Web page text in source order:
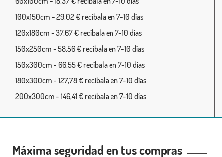
100x150cm - 29,02 € recíbala en 7-10 días
120x180cm - 37,67 € recíbala en 7-10 días
150x250cm - 58,56 € recíbala en 7-10 días
150x300cm - 66,55 € recíbala en 7-10 días
180x300cm - 127,78 € recíbala en 7-10 días
200x300cm - 146,41 € recíbala en 7-10 días
Máxima seguridad en tus compras